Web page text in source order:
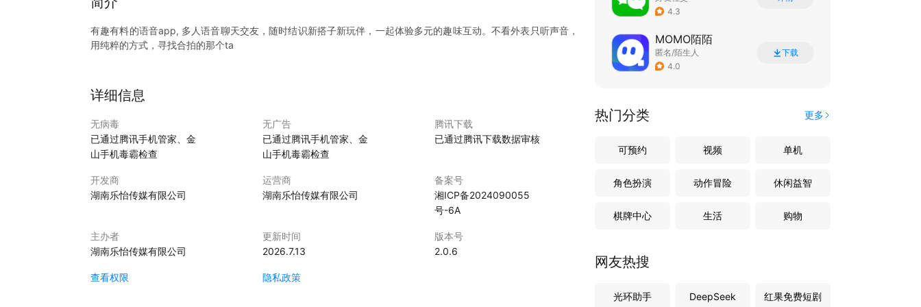
有趣有料的语音app, 多人语音聊天交友，随时结识新搭子新玩伴，一起体验多元的趣味互动。不看外表只听声音，
用纯粹的方式，寻找合拍的那个ta
详细信息
无病毒
已通过腾讯手机管家、金
山手机毒霸检查
无广告
已通过腾讯手机管家、金
山手机毒霸检查
腾讯下载
已通过腾讯下载数据审核
开发商
湖南乐怡传媒有限公司
运营商
湖南乐怡传媒有限公司
备案号
湘ICP备2024090055
号-6A
主办者
湖南乐怡传媒有限公司
更新时间
2026.7.13
版本号
2.0.6
查看权限 隐私政策
4.3
MOMO陌陌
匿名/陌生人
4.0
下载
热门分类 更多
可预约 视频 单机
角色扮演 动作冒险 休闲益智
棋牌中心 生活 购物
网友热搜
光环助手 DeepSeek 红果免费短剧